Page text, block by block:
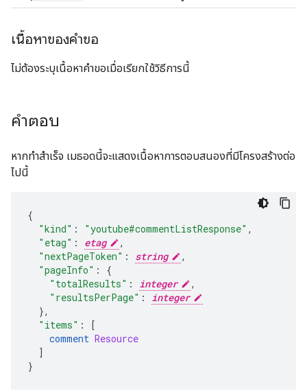
เนื้อหาของคำขอ
ไม่ต้องระบุเนื้อหาคำขอเมื่อเรียกใช้วิธีการนี้
คำตอบ
หากทำสำเร็จ เมธอดนี้จะแสดงเนื้อหาการตอบสนองที่มีโครงสร้างต่อ
ไปนี้
{
"kind" : "youtube#commentListResponse" ,
"etag" : etag
,
"nextPageToken" : string
,
"pageInfo" :
{
"totalResults" : integer
,
"resultsPerPage" :
integer
},
"items" :
[
comment Resource
]
}